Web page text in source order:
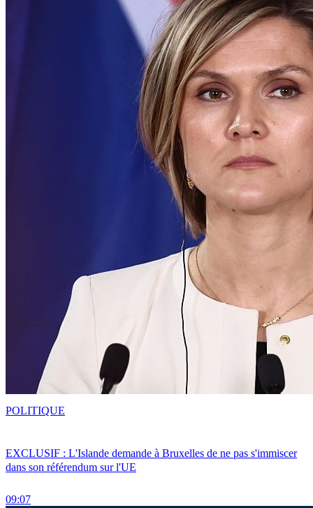
EXCLUSIF : L'Islande demande à Bruxelles de ne pas s'immiscer
dans son référendum sur l'UE
09:07
POLITIQUE